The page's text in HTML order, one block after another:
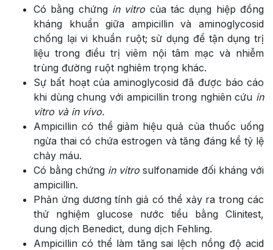
Có bằng chứng in vitro của tác dụng hiệp đồng
kháng khuẩn giữa ampicillin và aminoglycosid
chống lại vi khuẩn ruột; sử dụng để tận dụng trị
liệu trong điều trị viêm nội tâm mạc và nhiễm
trùng đường ruột nghiêm trọng khác.
Sự bất hoạt của aminoglycosid đã được báo cáo
khi dùng chung với ampicillin trong nghiên cứu in
vitro và in vivo.
Ampicillin có thể giảm hiệu quả của thuốc uống
ngừa thai có chứa estrogen và tăng đáng kể tỷ lệ
chảy máu.
Có bằng chứng in vitro sulfonamide đối kháng với
ampicillin.
Phản ứng dương tính giả có thể xảy ra trong các
thử nghiệm glucose nước tiểu bằng Clinitest,
dung dịch Benedict, dung dịch Fehling.
Ampicillin có thể làm tăng sai lệch nồng độ acid